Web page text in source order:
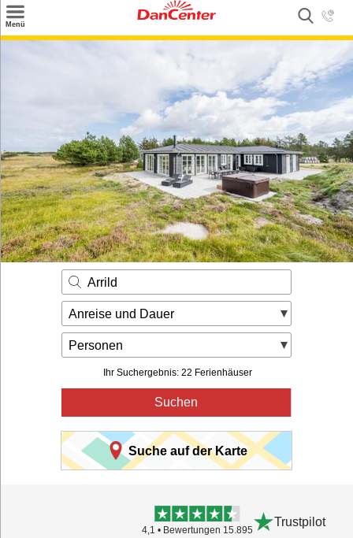
Menü
Angebote
Inspiration
Kontakt
Gut zu wissen
Login
Arrild
Anreise und Dauer
Personen
Ihr Suchergebnis: 22 Ferienhäuser
Suchen
Suche auf der Karte
4,1 • Bewertungen 15.895
Trustpilot